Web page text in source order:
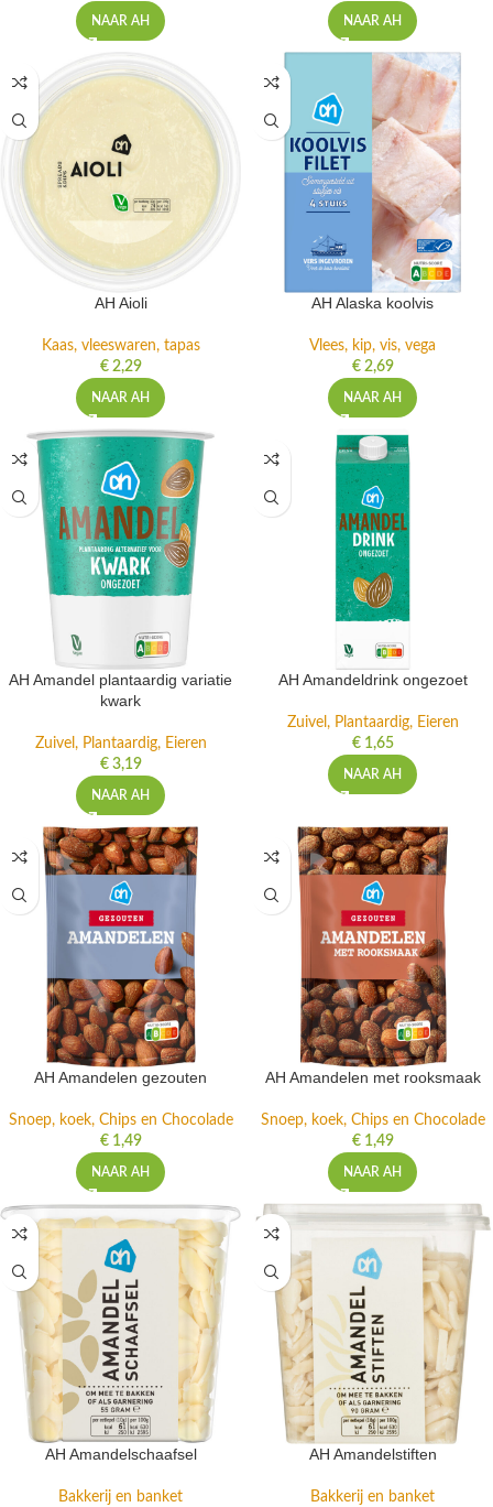
NAAR AH NAAR AH
AH Aioli
Kaas, vleeswaren, tapas
€2,29
NAAR AH
AH Alaska koolvis
Vlees, kip, vis, vega
€2,69
NAAR AH
AH Amandel plantaardig variatie
kwark
Zuivel, Plantaardig, Eieren
€3,19
NAAR AH
AH Amandeldrink ongezoet
Zuivel, Plantaardig, Eieren
€1,65
NAAR AH
AH Amandelen gezouten
Snoep, koek, Chips en Chocolade
€1,49
NAAR AH
AH Amandelen met rooksmaak
Snoep, koek, Chips en Chocolade
€1,49
NAAR AH
AH Amandelschaafsel
Bakkerij en banket
AH Amandelstiften
Bakkerij en banket